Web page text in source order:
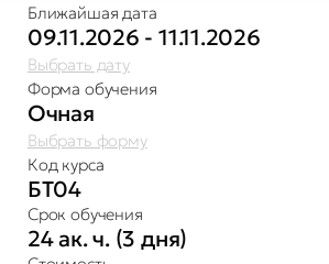
Ближайшая дата
09.11.2026 - 11.11.2026
Выбрать дату
Форма обучения
Очная
Выбрать форму
Код курса
БТ04
Срок обучения
24 ак. ч. (3 дня)